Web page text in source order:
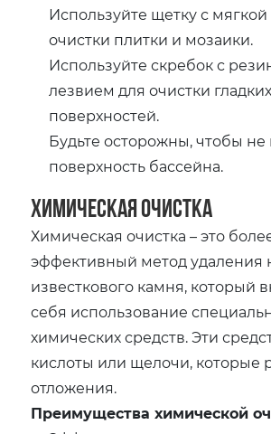
Используйте щетку с
очистки плитки и мозаики.
Используйте скребок с
лезвием для очистки гладких
поверхностей.
Будьте осторожны, чтобы не
поверхность бассейна.
Химическая очистка
Химическая очистка – это
эффективный метод удаления
известкового камня, который
себя использование
химических средств. Эти
кислоты или щелочи, которые
отложения.
Преимущества химической